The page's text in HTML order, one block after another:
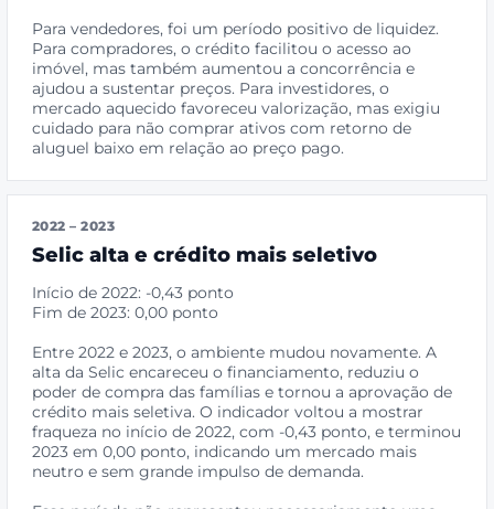
Para vendedores, foi um período positivo de liquidez.
Para compradores, o crédito facilitou o acesso ao
imóvel, mas também aumentou a concorrência e
ajudou a sustentar preços. Para investidores, o
mercado aquecido favoreceu valorização, mas exigiu
cuidado para não comprar ativos com retorno de
aluguel baixo em relação ao preço pago.
2022 – 2023
Selic alta e crédito mais seletivo
Início de 2022: -0,43 ponto
Fim de 2023: 0,00 ponto
Entre 2022 e 2023, o ambiente mudou novamente. A
alta da Selic encareceu o financiamento, reduziu o
poder de compra das famílias e tornou a aprovação de
crédito mais seletiva. O indicador voltou a mostrar
fraqueza no início de 2022, com -0,43 ponto, e terminou
2023 em 0,00 ponto, indicando um mercado mais
neutro e sem grande impulso de demanda.